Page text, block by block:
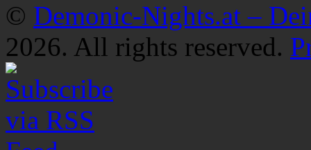
© Demonic-Nights.at –
2026. All rights reserved.